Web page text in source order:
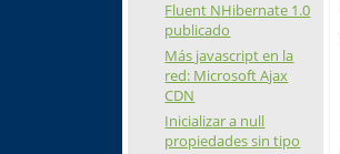
Fluent NHibernate 1.0
publicado
Más javascript en la
red: Microsoft Ajax
CDN
Inicializar a null
propiedades sin tipo